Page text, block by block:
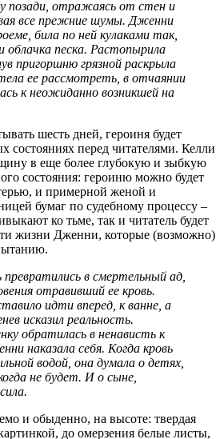
позади, отражаясь от стен и
все прежние шумы. Дженни
била по ней кулаками так,
облачка песка. Растопырила
пригоршню грязной раскрыла
ее рассмотреть, в отчаянии
к неожиданно возникшей на
шесть дней, героиня будет
состояниях перед читателями. Келли
в еще более глубокую и зыбкую
состояния: героиню можно будет
и примерной женой и
бумаг по судебному процессу –
ко тьме, так и читатель будет
жизни Дженни, которые (возможно)
в смертельный ад,
отравивший ее кровь.
идти вперед, к ванне, а
исказил реальность.
обратилась в ненависть к
наказала себя. Когда кровь
водой, она думала о детях,
не будет. И о сыне,
и обыденно, на высоте: твердая
до омерзения белые листы,